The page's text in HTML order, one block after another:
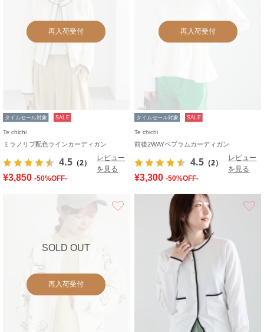
再入荷受付
タイムセール対象 SALE
Te chichi
ミラノリブ配色ラインカーディガン
4.5 （2）
レビュー
を見る
¥3,850 -50%OFF-
再入荷受付
タイムセール対象 SALE
Te chichi
前後2WAYペプラムカーディガン
4.5 （2）
レビュー
を見る
¥3,300 -50%OFF-
SOLD OUT
再入荷受付